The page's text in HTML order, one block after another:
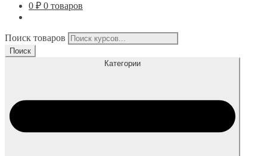
0 ₽ 0 товаров
Поиск товаров
Поиск
Категории